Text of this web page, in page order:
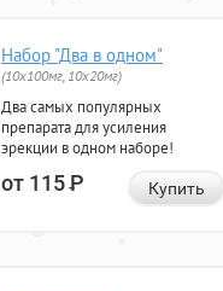
Набор "Два в одном"
(10x100мг, 10x20мг)
Два самых популярных
препарата для усиления
эрекции в одном наборе!
от 115Р Купить